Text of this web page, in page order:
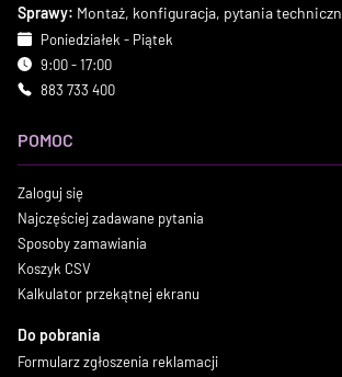
Sprawy: Montaż, konfiguracja, pytania
Poniedziałek - Piątek
9:00 - 17:00
883 733 400
POMOC
Zaloguj się
Najczęściej zadawane pytania
Sposoby zamawiania
Koszyk CSV
Kalkulator przekątnej ekranu
Do pobrania
Formularz zgłoszenia reklamacji